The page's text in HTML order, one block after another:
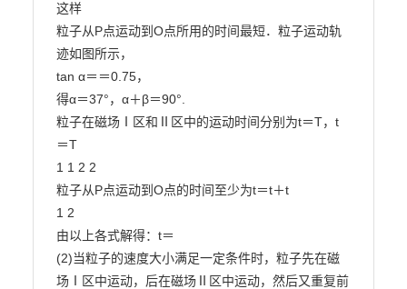
这样
粒子从P点运动到O点所用的时间最短．粒子运动轨
迹如图所示，
tan α＝＝0.75，
得α＝37°，α＋β＝90°.
粒子在磁场Ⅰ区和Ⅱ区中的运动时间分别为t＝T，t
＝T
1 1 2 2
粒子从P点运动到O点的时间至少为t＝t＋t
1 2
由以上各式解得：t＝
(2)当粒子的速度大小满足一定条件时，粒子先在磁
场Ⅰ区中运动，后在磁场Ⅱ区中运动，然后又重复前